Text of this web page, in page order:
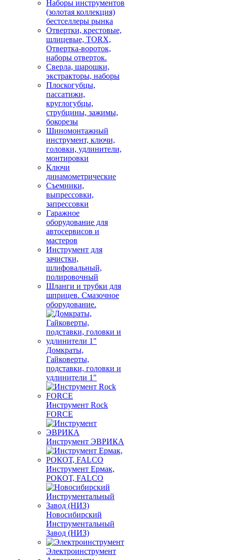
Наборы инструментов
(золотая коллекция)
бестселлеры рынка
Отвертки, крестовые,
шлицевые, TORX,
Отвертка-вороток,
наборы отверток.
Сверла, шарошки,
экстракторы, наборы
Плоскогубцы,
пассатижи,
круглогубцы,
струбцины, зажимы,
бокорезы
Шиномонтажный
инструмент, ключи,
головки, удлинители,
монтировки
Ключи
динамометрические
Съемники,
выпрессовки,
запрессовки
Гаражное
оборудование для
автосервисов и
мастеров
Инструмент для
зачистки,
шлифовальный,
полировочный
Шланги и трубки для
шприцев. Смазочное
оборудование.
Домкраты,
Гайковерты,
подставки, головки и
удлинители 1"
Инструмент Rock
FORCE
Инструмент ЭВРИКА
Инструмент Ермак,
РОКОТ, FALCO
Новосибирский
Инструментальный
Завод (НИЗ)
Электроинструмент